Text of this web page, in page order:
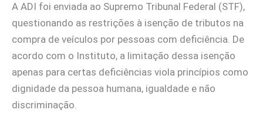
A ADI foi enviada ao Supremo Tribunal Federal (STF),
questionando as restrições à isenção de tributos na
compra de veículos por pessoas com deficiência. De
acordo com o Instituto, a limitação dessa isenção
apenas para certas deficiências viola princípios como
dignidade da pessoa humana, igualdade e não
discriminação.